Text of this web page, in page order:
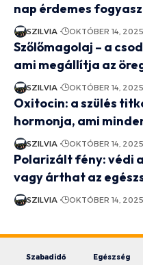
nap érdemes
SZILVIA OKTÓBER 14, 2025
Szőlőmagolaj – a
ami megállítja az
SZILVIA OKTÓBER 14, 2025
Oxitocin: a szülés
hormonja, ami
SZILVIA OKTÓBER 14, 2025
Polarizált fény: védi
vagy árthat az
SZILVIA OKTÓBER 14, 2025
Szabadidő Egészség